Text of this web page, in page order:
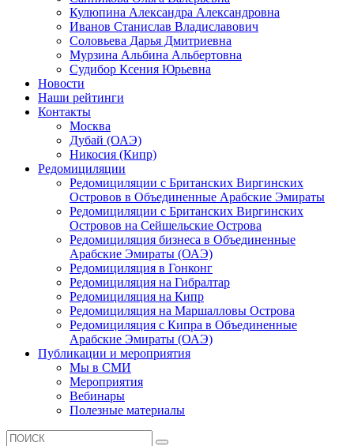
Кулюпина Александра Александровна
Иванов Станислав Владиславович
Соловьева Дарья Дмитриевна
Мурзина Альбина Альбертовна
Судибор Ксения Юрьевна
Новости
Наши рейтинги
Контакты
Москва
Дубай (ОАЭ)
Никосия (Кипр)
Редомициляции
Редомициляции с Британских Виргинских
Островов в Объединенные Арабские Эмираты
Редомициляции с Британских Виргинских
Островов на Сейшельские Острова
Редомициляция бизнеса в Объединенные
Арабские Эмираты (ОАЭ)
Редомициляция в Гонконг
Редомициляция на Гибралтар
Редомициляция на Кипр
Редомициляция на Маршалловы Острова
Редомициляция с Кипра в Объединенные
Арабские Эмираты (ОАЭ)
Публикации и мероприятия
Мы в СМИ
Мероприятия
Вебинары
Полезные материалы